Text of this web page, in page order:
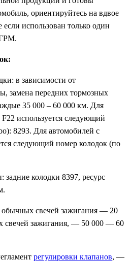
ориентируйтесь на вдвое
использован только один
ГРМ.
в зависимости от
замена передних тормозных
35 000 – 60 000 км. Для
используется следующий
8293. Для автомобилей с
следующий номер колодок (по
задние колодки 8397, ресурс
обычных свечей зажигания — 20
свечей зажигания, — 50 000 — 60
регулировки клапанов, —